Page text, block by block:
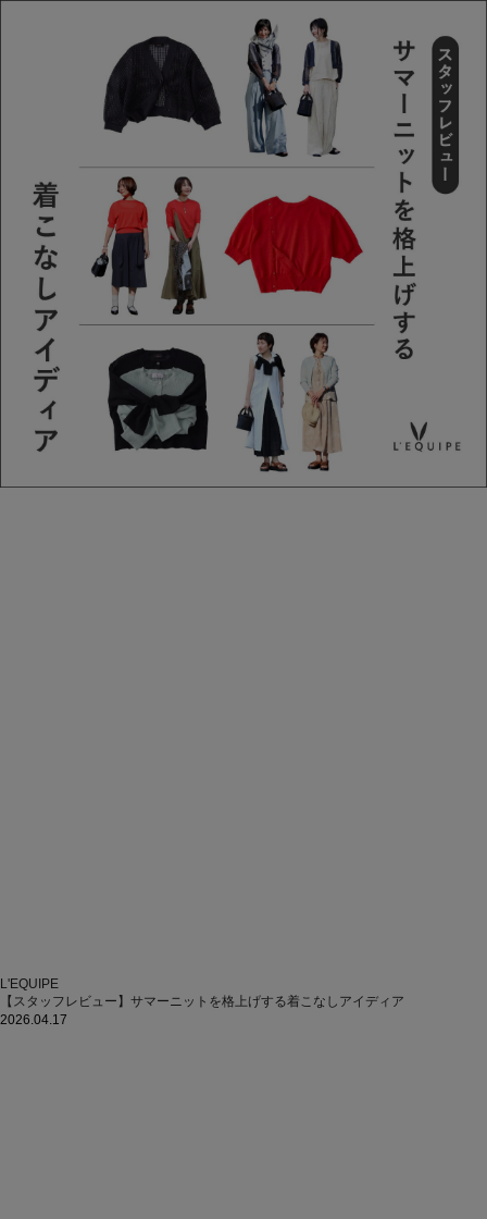
L'EQUIPE
【スタッフレビュー】サマーニットを格上げする着こなしアイディア
2026.04.17